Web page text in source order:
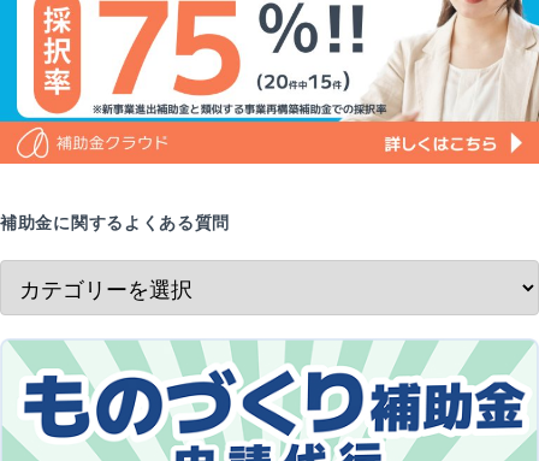
補助金に関するよくある質問